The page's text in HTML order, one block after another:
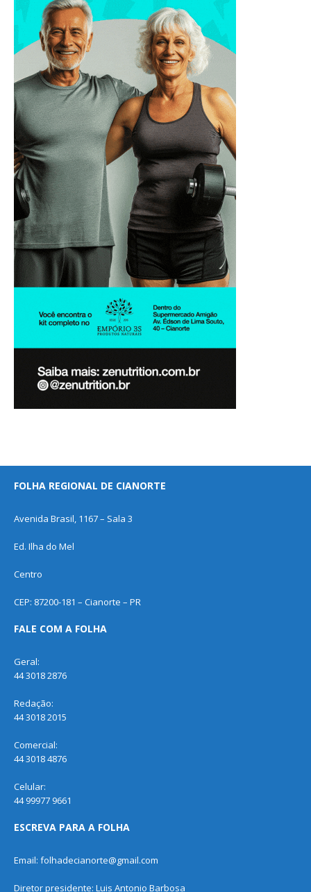
FOLHA REGIONAL DE CIANORTE
Avenida Brasil, 1167 – Sala 3
Ed. Ilha do Mel
Centro
CEP: 87200-181 – Cianorte – PR
FALE COM A FOLHA
Geral:
44 3018 2876
Redação:
44 3018 2015
Comercial:
44 3018 4876
Celular:
44 99977 9661
ESCREVA PARA A FOLHA
Email: folhadecianorte@gmail.com
Diretor presidente: Luis Antonio Barbosa